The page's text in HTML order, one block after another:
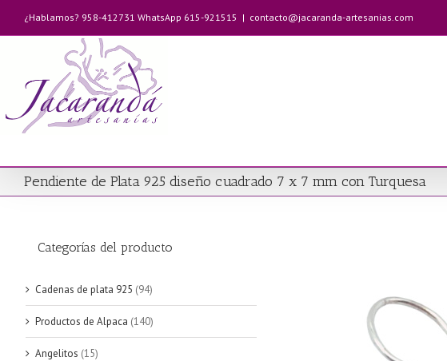
contenido
¿Hablamos? 958-412731 WhatsApp 615-921515 | contacto@jacaranda-artesanias.com
Pendiente de Plata 925 diseño cuadrado 7 x 7 mm con Turquesa
Categorías del producto
Cadenas de plata 925 (94)
Productos de Alpaca (140)
Angelitos (15)